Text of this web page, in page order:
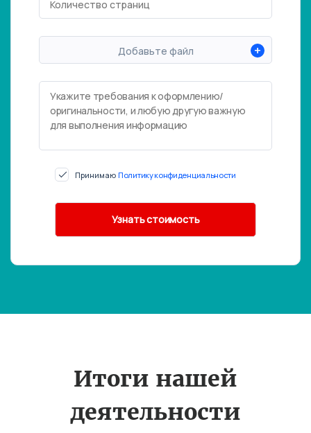
Добавьте файл +
Принимаю Политику конфиденциальности
Итоги нашей
деятельности